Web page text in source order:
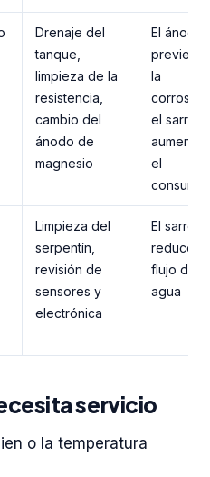
Drenaje del
tanque,
limpieza de la
resistencia,
cambio del
ánodo de
magnesio
El ánodo
previene
la
corrosión;
el sarro
aumenta
el
consumo
Limpieza del
serpentín,
revisión de
sensores y
electrónica
El sarro
reduce el
flujo de
agua
servicio
o la temperatura